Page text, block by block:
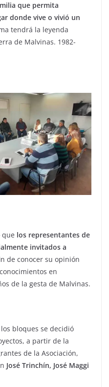
que permita
donde vive o vivió un
tendrá la leyenda
de Malvinas. 1982-
que los representantes de
invitados a
de conocer su opinión
en
de la gesta de Malvinas.
bloques se decidió
a partir de la
de la Asociación,
José Trinchín, José Maggi